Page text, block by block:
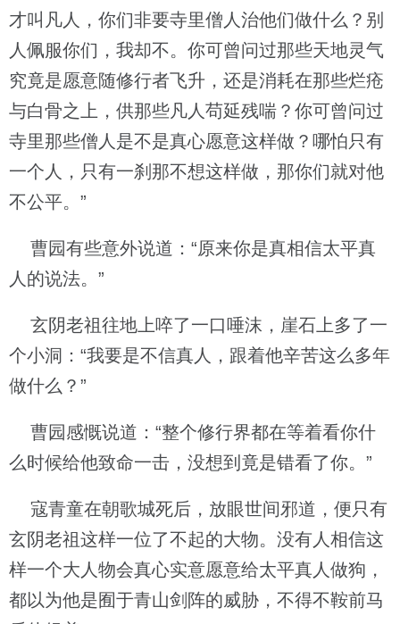
才叫凡人，你们非要寺里僧人治他们做什么？别
人佩服你们，我却不。你可曾问过那些天地灵气
究竟是愿意随修行者飞升，还是消耗在那些烂疮
与白骨之上，供那些凡人苟延残喘？你可曾问过
寺里那些僧人是不是真心愿意这样做？哪怕只有
一个人，只有一刹那不想这样做，那你们就对他
不公平。”
曹园有些意外说道：“原来你是真相信太平真
人的说法。”
玄阴老祖往地上啐了一口唾沫，崖石上多了一
个小洞：“我要是不信真人，跟着他辛苦这么多年
做什么？”
曹园感慨说道：“整个修行界都在等着看你什
么时候给他致命一击，没想到竟是错看了你。”
寇青童在朝歌城死后，放眼世间邪道，便只有
玄阴老祖这样一位了不起的大物。没有人相信这
样一个大人物会真心实意愿意给太平真人做狗，
都以为他是囿于青山剑阵的威胁，不得不鞍前马